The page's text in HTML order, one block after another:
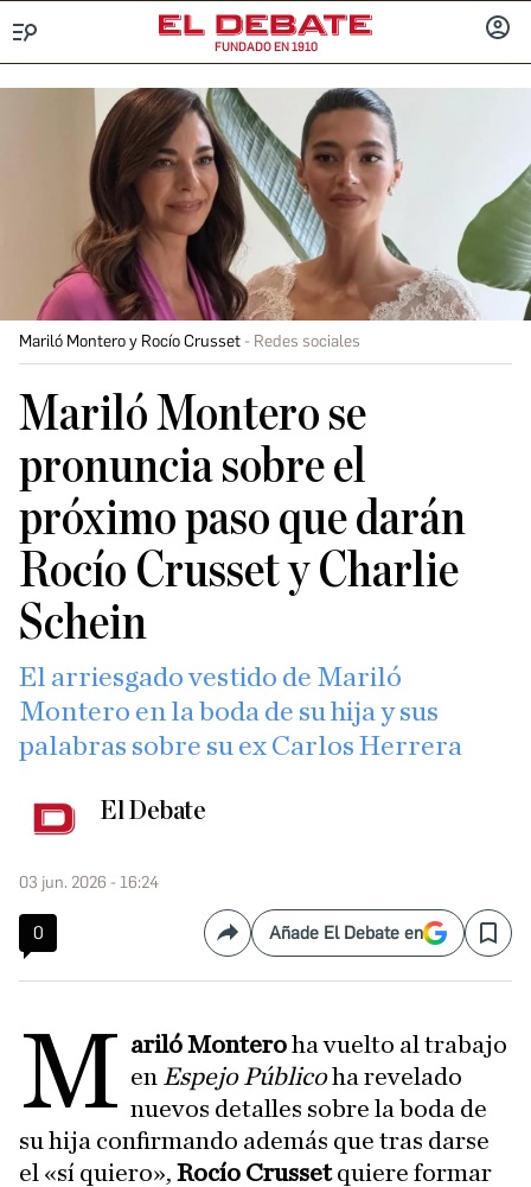
FUNDADO EN 1910
Mariló Montero y Rocío Crusset Redes sociales
Mariló Montero se
pronuncia sobre el
próximo paso que darán
Rocío Crusset y Charlie
Schein
El arriesgado vestido de Mariló
Montero en la boda de su hija y sus
palabras sobre su ex Carlos Herrera
El Debate
03 jun. 2026 - 16:24
0 CompartirAñade El Debate en Save
M ariló Monteroha vuelto al trabajo
en Espejo Públicoha revelado
nuevos detalles sobre la boda de
su hija confirmando además que tras darse
el «sí quiero», Rocío Crussetquiere formar